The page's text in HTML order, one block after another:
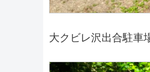
大クビレ沢出合駐車